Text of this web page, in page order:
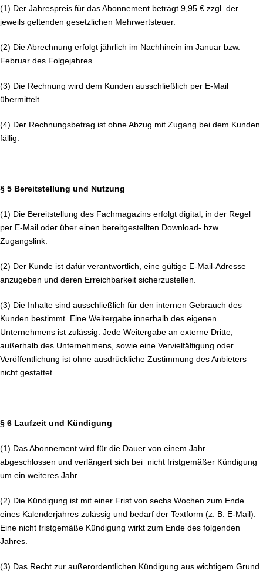
(1) Der Jahrespreis für das Abonnement beträgt 9,95 € zzgl. der
jeweils geltenden gesetzlichen Mehrwertsteuer.
(2) Die Abrechnung erfolgt jährlich im Nachhinein im Januar bzw.
Februar des Folgejahres.
(3) Die Rechnung wird dem Kunden ausschließlich per E-Mail
übermittelt.
(4) Der Rechnungsbetrag ist ohne Abzug mit Zugang bei dem Kunden
fällig.
§ 5 Bereitstellung und Nutzung
(1) Die Bereitstellung des Fachmagazins erfolgt digital, in der Regel
per E-Mail oder über einen bereitgestellten Download- bzw.
Zugangslink.
(2) Der Kunde ist dafür verantwortlich, eine gültige E-Mail-Adresse
anzugeben und deren Erreichbarkeit sicherzustellen.
(3) Die Inhalte sind ausschließlich für den internen Gebrauch des
Kunden bestimmt. Eine Weitergabe innerhalb des eigenen
Unternehmens ist zulässig. Jede Weitergabe an externe Dritte,
außerhalb des Unternehmens, sowie eine Vervielfältigung oder
Veröffentlichung ist ohne ausdrückliche Zustimmung des Anbieters
nicht gestattet.
§ 6 Laufzeit und Kündigung
(1) Das Abonnement wird für die Dauer von einem Jahr
abgeschlossen und verlängert sich bei nicht fristgemäßer Kündigung
um ein weiteres Jahr.
(2) Die Kündigung ist mit einer Frist von sechs Wochen zum Ende
eines Kalenderjahres zulässig und bedarf der Textform (z. B. E-Mail).
Eine nicht fristgemäße Kündigung wirkt zum Ende des folgenden
Jahres.
(3) Das Recht zur außerordentlichen Kündigung aus wichtigem Grund